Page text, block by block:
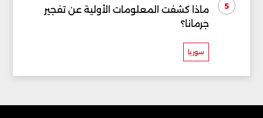
5
ماذا كشفت المعلومات الأولية عن تفجير
جرمانا؟
سوريا